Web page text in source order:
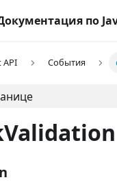
по
API События